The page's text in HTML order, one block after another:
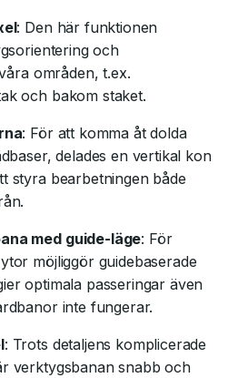
: Den här funktionen
och
områden, t.ex.
och bakom staket.
: För att komma åt dolda
delades en vertikal kon
styra bearbetningen både
med guide-läge: För
möjliggör guidebaserade
optimala passeringar även
inte fungerar.
: Trots detaljens komplicerade
verktygsbanan snabb och